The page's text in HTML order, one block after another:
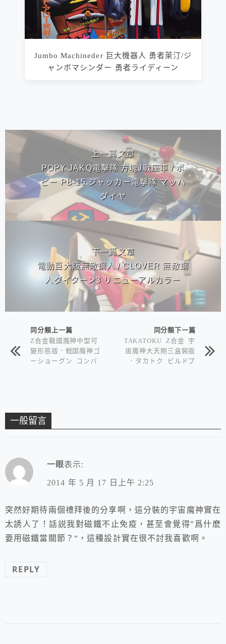
Jumbo Machineder 巨大機器人 勇者萊汀/ジ
ャンボマシンダー 勇者ライディーン
相連文章
上一篇文章
POPY JAKQ電擊隊 方塊J戰座車 / ポ
ピー PB-15 ジャッカー電撃隊 マッハ
ダイヤ
下一篇文章
電動巨大版無敵鋼人 / CLOVER 無敵鋼
人ダイターン3 リニューアルカラー
同分類上一篇
Z合金戰國魔神中型可
變形態版．戦国魔神ゴ
ーショーグン コンバ
同分類下一篇
TAKATOKU Z合金 宇
宙魔神大天剛三盒裝版
．タカトク ビルドプ
一般留言
一眼表示:
2014 年 5 月 17 日上午 2:25
突然好期待兩個禮拜後的分享啊，這分裝的宇宙魔神實在
太誘人了！話説我對磁鐵不止免疫，甚至會覺得”爲什麽
要用磁鐵當關節？“，這種設計實在很不討我喜歡啊。
REPLY